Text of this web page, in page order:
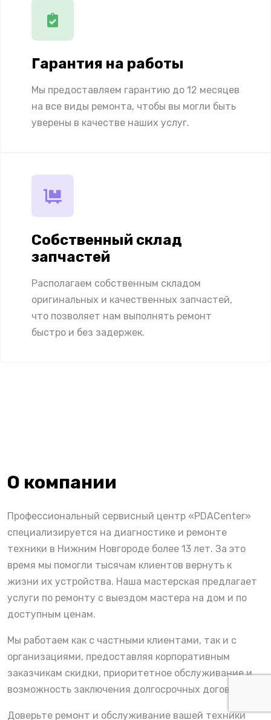
Гарантия на работы
Мы предоставляем гарантию до 12 месяцев
на все виды ремонта, чтобы вы могли быть
уверены в качестве наших услуг.
Собственный склад
запчастей
Располагаем собственным складом
оригинальных и качественных запчастей,
что позволяет нам выполнять ремонт
быстро и без задержек.
О компании
Профессиональный сервисный центр «PDACenter»
специализируется на диагностике и ремонте
техники в Нижним Новгороде более 13 лет. За это
время мы помогли тысячам клиентов вернуть к
жизни их устройства. Наша мастерская предлагает
услуги по ремонту с выездом мастера на дом и по
доступным ценам.
Мы работаем как с частными клиентами, так и с
организациями, предоставляя корпоративным
заказчикам скидки, приоритетное обслуживание и
возможность заключения долгосрочных договоров.
Доверьте ремонт и обслуживание вашей техники